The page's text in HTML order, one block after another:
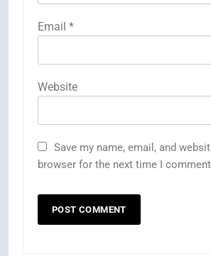
Email *
Website
Save my name, email, and
browser for the next time I